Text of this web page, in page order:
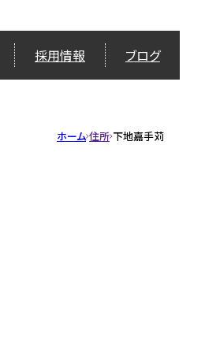
採用情報 ブログ
ホーム 住所 下地嘉手苅